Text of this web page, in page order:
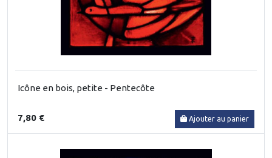
Icône en bois, petite - Pentecôte
7,80 € Ajouter au panier